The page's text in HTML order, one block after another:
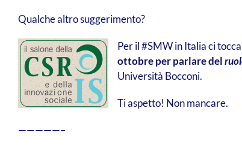
Qualche altro suggerimento?
Per il #SMW in Italia ci
ottobre per parlare del
Università Bocconi.
Ti aspetto! Non mancare.
—————–